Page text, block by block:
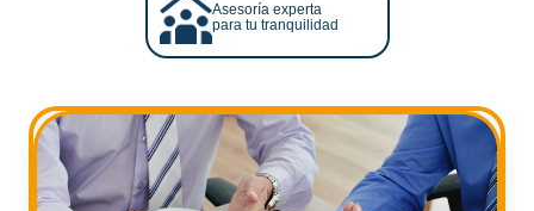
Asesoría experta
para tu tranquilidad